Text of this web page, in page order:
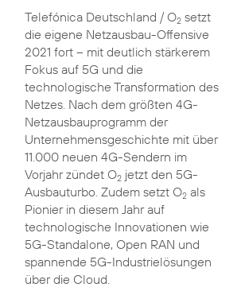
Telefónica Deutschland / O2setzt
die eigene Netzausbau-Offensive
2021 fort – mit deutlich stärkerem
Fokus auf 5G und die
technologische Transformation des
Netzes. Nach dem größten 4G-
Netzausbauprogramm der
Unternehmensgeschichte mit über
11.000 neuen 4G-Sendern im
Vorjahr zündet O2jetzt den 5G-
Ausbauturbo. Zudem setzt O2als
Pionier in diesem Jahr auf
technologische Innovationen wie
5G-Standalone, Open RAN und
spannende 5G-Industrielösungen
über die Cloud.